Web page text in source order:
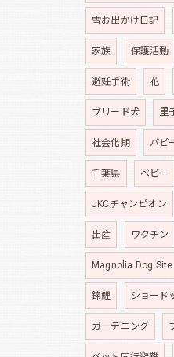
雪お出かけ日記
家族 保護活動
避妊手術 花
ブリード犬 里
社会化期 パピ
千葉県 ベビー
JKCチャンピオン
出産 ワクチン
Magnolia Dog Site
錦鯉 ショード
ガーデニング